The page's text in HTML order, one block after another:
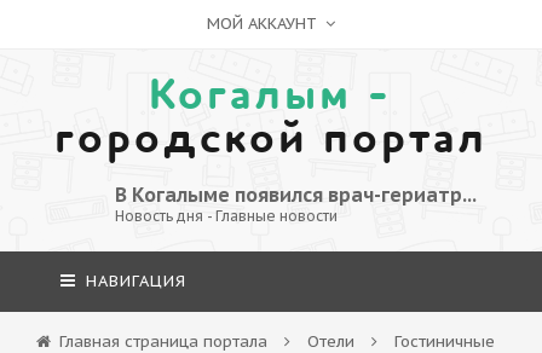
МОЙ АККАУНТ
Когалым -
городской портал
В Когалыме появился врач-гериатр...
Новость дня - Главные новости
НАВИГАЦИЯ
Главная страница портала Отели
Гостиничные